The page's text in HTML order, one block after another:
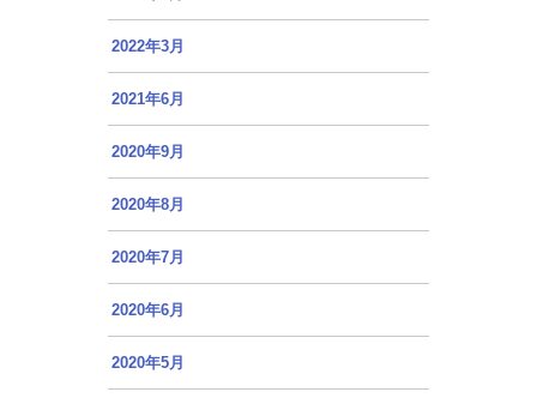
2022年3月
2021年6月
2020年9月
2020年8月
2020年7月
2020年6月
2020年5月